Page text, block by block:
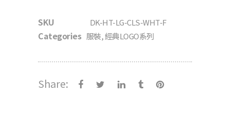
quantity
SKU DK-HT-LG-CLS-WHT-F
Categories 服裝,經典LOGO系列
Share: